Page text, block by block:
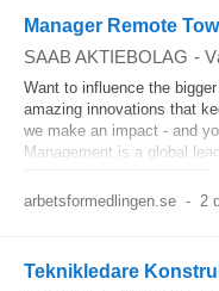
Manager Remote
SAAB AKTIEBOLAG -
Want to influence the
amazing innovations that
we make an impact - and
Management is a global
arbetsformedlingen.se - 2
Teknikledare